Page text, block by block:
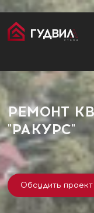
Главная
РЕМОНТ
"РАКУРС"
Обсудить проект